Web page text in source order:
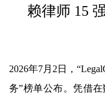
赖律师 15
2026年7月2日，
务”榜单公布。凭借